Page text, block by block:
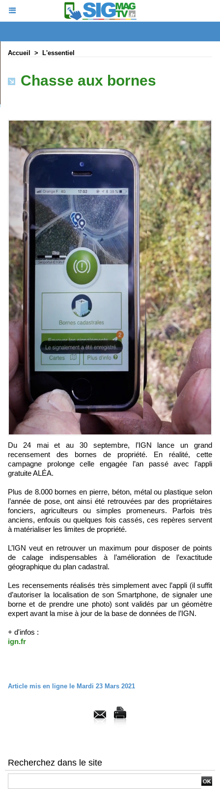
Accueil > L'essentiel
Chasse aux bornes
Du 24 mai et au 30 septembre, l’IGN lance un grand
recensement des bornes de propriété. En réalité, cette
campagne prolonge celle engagée l’an passé avec l’appli
gratuite ALÉA.
Plus de 8.000 bornes en pierre, béton, métal ou plastique selon
l’année de pose, ont ainsi été retrouvées par des propriétaires
fonciers, agriculteurs ou simples promeneurs. Parfois très
anciens, enfouis ou quelques fois cassés, ces repères servent
à matérialiser les limites de propriété.
L’IGN veut en retrouver un maximum pour disposer de points
de calage indispensables à l’amélioration de l’exactitude
géographique du plan cadastral.
Les recensements réalisés très simplement avec l’appli (il suffit
d’autoriser la localisation de son Smartphone, de signaler une
borne et de prendre une photo) sont validés par un géomètre
expert avant la mise à jour de la base de données de l’IGN.
+ d'infos :
ign.fr
Article mis en ligne le Mardi 23 Mars 2021
Recherchez dans le site